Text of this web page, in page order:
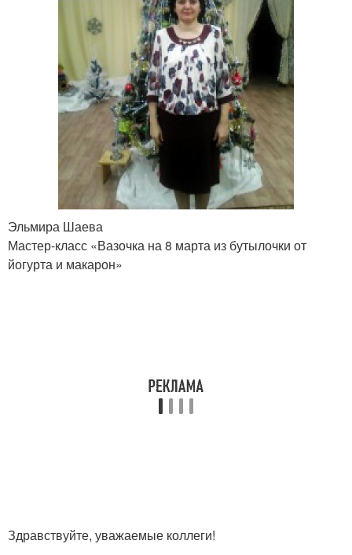
Эльмира Шаева
Мастер-класс «Вазочка на 8 марта из бутылочки от
йогурта и макарон»
Здравствуйте, уважаемые коллеги!